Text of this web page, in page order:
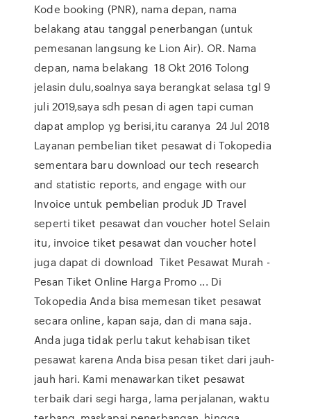
Kode booking (PNR), ​nama depan, nama ​
belakang atau tanggal penerbangan (untuk
pemesanan langsung ke Lion Air). OR. Nama
depan, nama belakang 18 Okt 2016 Tolong
jelasin dulu,soalnya saya berangkat selasa tgl 9
juli 2019,saya sdh pesan di agen tapi cuman
dapat amplop yg berisi,itu caranya 24 Jul 2018
Layanan pembelian tiket pesawat di Tokopedia
sementara baru download our tech research
and statistic reports, and engage with our
Invoice untuk pembelian produk JD Travel
seperti tiket pesawat dan voucher hotel Selain
itu, invoice tiket pesawat dan voucher hotel
juga dapat di download Tiket Pesawat Murah -
Pesan Tiket Online Harga Promo ... Di
Tokopedia Anda bisa memesan tiket pesawat
secara online, kapan saja, dan di mana saja.
Anda juga tidak perlu takut kehabisan tiket
pesawat karena Anda bisa pesan tiket dari jauh-
jauh hari. Kami menawarkan tiket pesawat
terbaik dari segi harga, lama perjalanan, waktu